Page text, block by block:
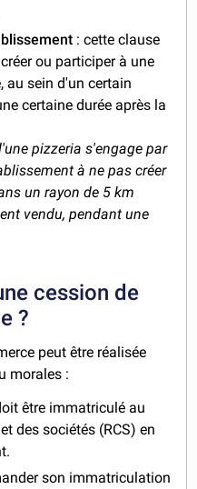
: cette clause
ou participer à une
au sein d'un certain
certaine durée après la
pizzeria s'engage par
à ne pas créer
un rayon de 5 km
vendu, pendant une
cession de
?
peut être réalisée
morales :
être immatriculé au
des sociétés (RCS) en
son immatriculation